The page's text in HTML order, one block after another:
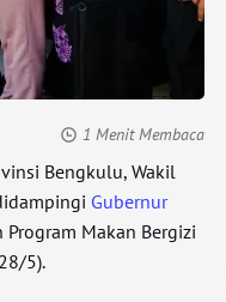
1 Menit Membaca
Bengkulu, Wakil
Gubernur
Makan Bergizi
5).